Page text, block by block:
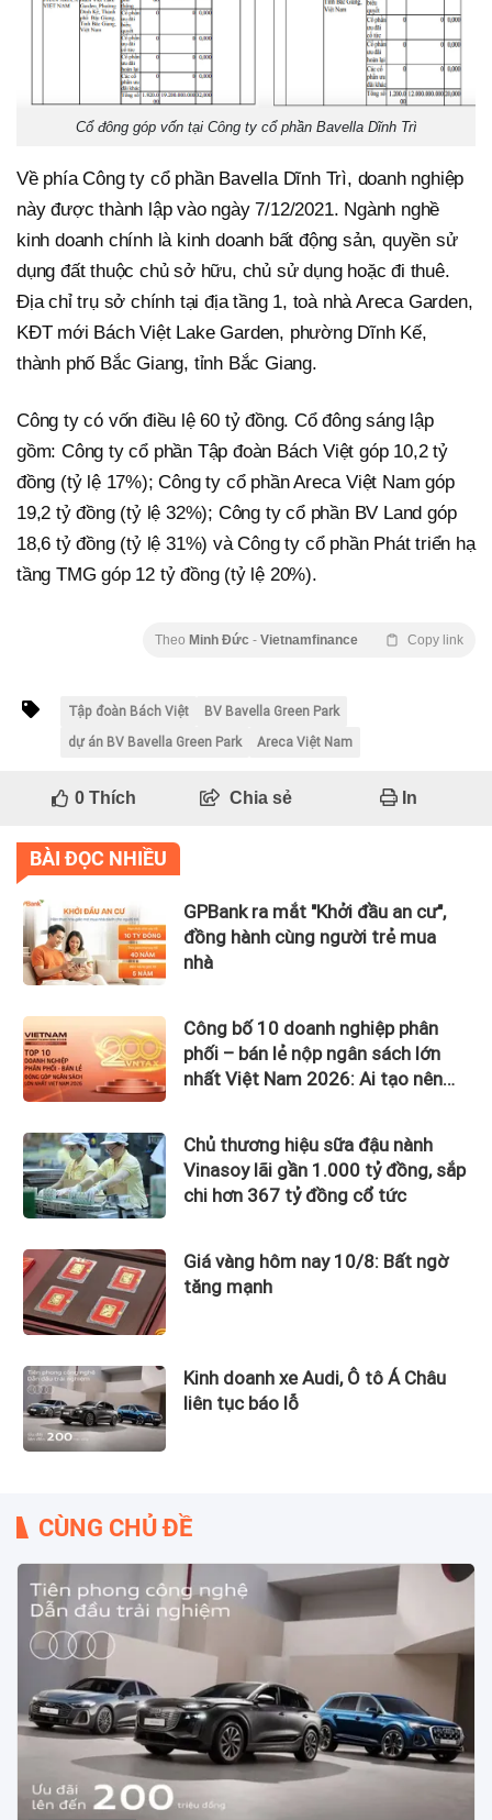
Cổ đông góp vốn tại Công ty cổ phần Bavella Dĩnh Trì
Về phía Công ty cổ phần Bavella Dĩnh Trì, doanh nghiệp
này được thành lập vào ngày 7/12/2021. Ngành nghề
kinh doanh chính là kinh doanh bất động sản, quyền sử
dụng đất thuộc chủ sở hữu, chủ sử dụng hoặc đi thuê.
Địa chỉ trụ sở chính tại địa tầng 1, toà nhà Areca Garden,
KĐT mới Bách Việt Lake Garden, phường Dĩnh Kế,
thành phố Bắc Giang, tỉnh Bắc Giang.
Công ty có vốn điều lệ 60 tỷ đồng. Cổ đông sáng lập
gồm: Công ty cổ phần Tập đoàn Bách Việt góp 10,2 tỷ
đồng (tỷ lệ 17%); Công ty cổ phần Areca Việt Nam góp
19,2 tỷ đồng (tỷ lệ 32%); Công ty cổ phần BV Land góp
18,6 tỷ đồng (tỷ lệ 31%) và Công ty cổ phần Phát triển hạ
tầng TMG góp 12 tỷ đồng (tỷ lệ 20%).
Theo Minh Đức - Vietnamfinance Copy link
Tập đoàn Bách Việt
BV Bavella Green Park
dự án BV Bavella Green Park
Areca Việt Nam
0Thích Chia sẻ In
BÀI ĐỌC NHIỀU
GPBank ra mắt "Khởi đầu an cư",
đồng hành cùng người trẻ mua
nhà
Công bố 10 doanh nghiệp phân
phối – bán lẻ nộp ngân sách lớn
nhất Việt Nam 2026: Ai tạo nên
Chủ thương hiệu sữa đậu nành
Vinasoy lãi gần 1.000 tỷ đồng, sắp
chi hơn 367 tỷ đồng cổ tức
Giá vàng hôm nay 10/8: Bất ngờ
tăng mạnh
Kinh doanh xe Audi, Ô tô Á Châu
liên tục báo lỗ
CÙNG CHỦ ĐỀ